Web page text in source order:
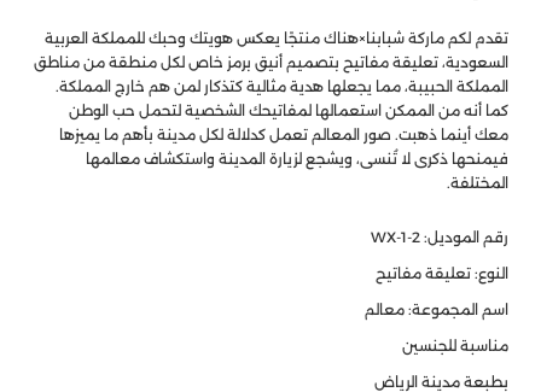
تقدم لكم ماركة شبابنا×هناك منتجًا يعكس هويتك وحبك للمملكة العربية
السعودية، تعليقة مفاتيح بتصميم أنيق برمز خاص لكل منطقة من مناطق
المملكة الحبيبة، مما يجعلها هدية مثالية كتذكار لمن هم خارج المملكة.
كما أنه من الممكن استعمالها لمفاتيحك الشخصية لتحمل حب الوطن
معك أينما ذهبت. صور المعالم تعمل كدلالة لكل مدينة بأهم ما يميزها
فيمنحها ذكرى لا تُنسى، ويشجع لزيارة المدينة واستكشاف معالمها
المختلفة.
رقم الموديل: WX-1-2
النوع: تعليقة مفاتيح
اسم المجموعة: معالم
مناسبة للجنسين
بطبعة مدينة الرياض